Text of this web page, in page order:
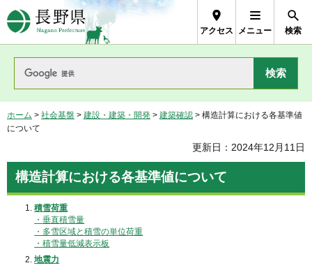
長野県Nagano Prefecture
アクセス メニュー 検索
ホーム > 社会基盤 > 建設・建築・開発 > 建築確認 > 構造計算における各基準値
について
更新日：2024年12月11日
構造計算における各基準値について
積雪荷重
・垂直積雪量
・多雪区域と積雪の単位荷重
・積雪量低減表示板
地震力